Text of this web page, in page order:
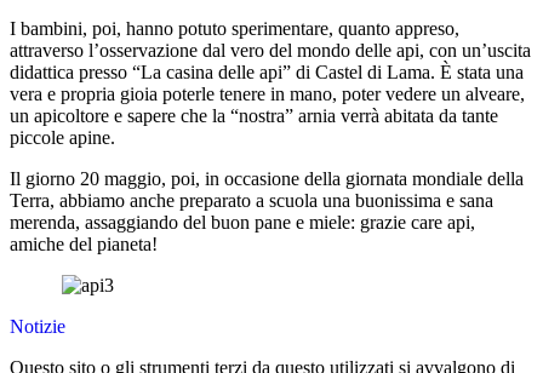
I bambini, poi, hanno potuto sperimentare, quanto appreso,
attraverso l’osservazione dal vero del mondo delle api, con un’uscita
didattica presso “La casina delle api” di Castel di Lama. È stata una
vera e propria gioia poterle tenere in mano, poter vedere un alveare,
un apicoltore e sapere che la “nostra” arnia verrà abitata da tante
piccole apine.
Il giorno 20 maggio, poi, in occasione della giornata mondiale della
Terra, abbiamo anche preparato a scuola una buonissima e sana
merenda, assaggiando del buon pane e miele: grazie care api,
amiche del pianeta!
Notizie
Questo sito o gli strumenti terzi da questo utilizzati si avvalgono di